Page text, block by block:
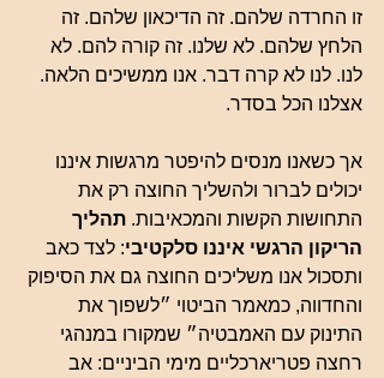
זו החרדה שלהם. זה הדיכאון שלהם. זה
הלחץ שלהם. לא שלנו. זה קורה להם. לא
לנו. לנו לא קרה דבר. אנו ממשיכים הלאה.
אצלנו הכל בסדר.
אך כשאנו מנסים להיפטר מרגשות איננו
יכולים לברור ולהשליך החוצה רק את
התחושות הקשות והמכאיבות. תהליך
הריקון הרגשי איננו סלקטיבי: לצד כאב
ותסכול אנו משליכים החוצה גם את הסיפוק
והחדווה, כמאמר הביטוי ״לשפוך את
התינוק עם האמבטיה״ שמקורו במנהגי
רחצה פטריארכליים מימי הביניים: אב